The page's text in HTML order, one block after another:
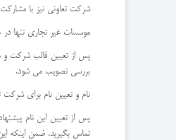
شرکت تعاونی نیز با مشارکت حداقل 7 نفر در یک موضوع و دغدغه
موسسات غیر تجاری تنها
بررسی تصویب می شود.
نام و تعیین نام برای شرکت
پس از تعیین این نام
تماس بگیرید. ضمن اینکه